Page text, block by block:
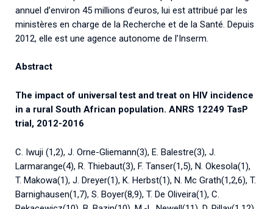
annuel d’environ 45 millions d’euros, lui est attribué par les
ministères en charge de la Recherche et de la Santé. Depuis
2012, elle est une agence autonome de l’Inserm.
Abstract
The impact of universal test and treat on HIV incidence
in a rural South African population. ANRS 12249 TasP
trial, 2012-2016
C. Iwuji (1,2), J. Orne-Gliemann(3), E. Balestre(3), J.
Larmarange(4), R. Thiebaut(3), F. Tanser(1,5), N. Okesola(1),
T. Makowa(1), J. Dreyer(1), K. Herbst(1), N. Mc Grath(1,2,6), T.
Barnighausen(1,7), S. Boyer(8,9), T. De Oliveira(1), C.